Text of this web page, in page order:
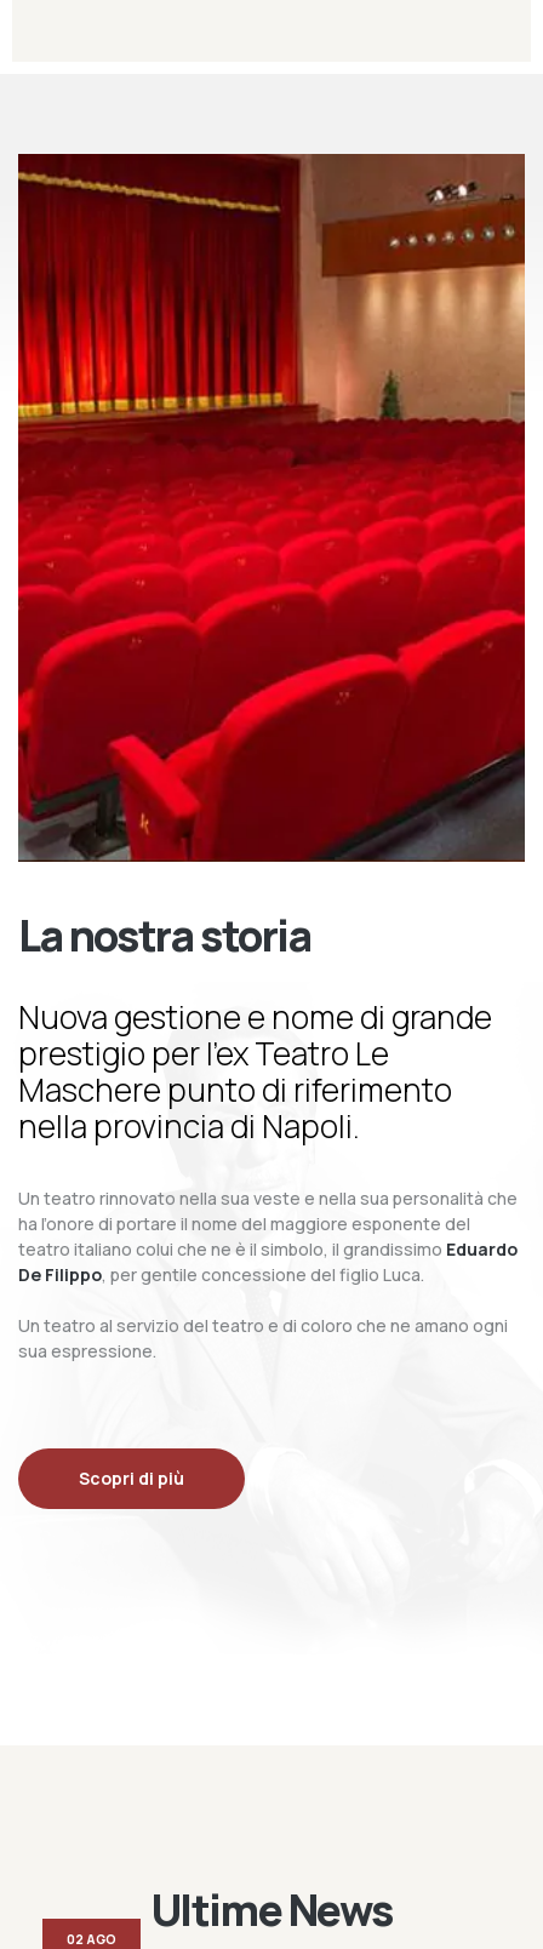
La nostra storia
Nuova gestione e nome di grande
prestigio per l’ex Teatro Le
Maschere punto di riferimento
nella provincia di Napoli.
Un teatro rinnovato nella sua veste e nella sua personalità che
ha l’onore di portare il nome del maggiore esponente del
teatro italiano colui che ne è il simbolo, il grandissimo Eduardo
De Filippo, per gentile concessione del figlio Luca.
Un teatro al servizio del teatro e di coloro che ne amano ogni
sua espressione.
Scopri di più
Ultime News
02 AGO